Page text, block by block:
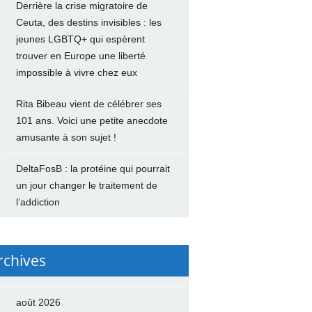
Derrière la crise migratoire de
Ceuta, des destins invisibles : les
jeunes LGBTQ+ qui espèrent
trouver en Europe une liberté
impossible à vivre chez eux
Rita Bibeau vient de célébrer ses
101 ans. Voici une petite anecdote
amusante à son sujet !
DeltaFosB : la protéine qui pourrait
un jour changer le traitement de
l’addiction
août 2026